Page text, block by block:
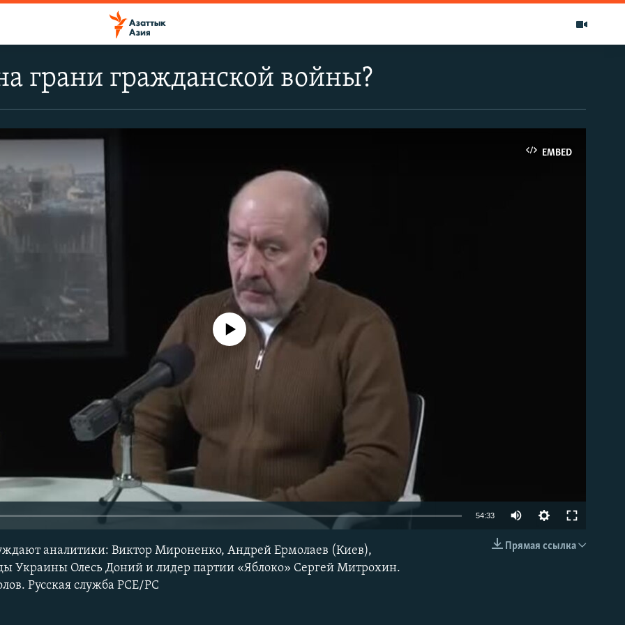
грани гражданской войны?
EMBED
No media source currently available
54:33
Прямая ссылка
аналитики: Виктор Мироненко, Андрей Ермолаев (Киев),
Украины Олесь Доний и лидер партии «Яблоко» Сергей Митрохин.
Русская служба РСЕ/РС